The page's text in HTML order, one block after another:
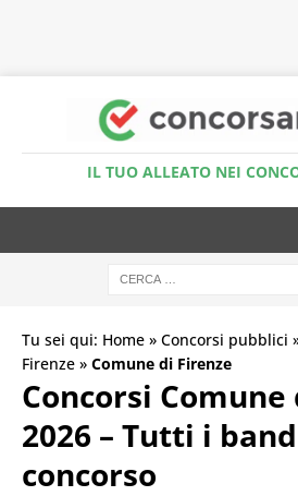
IL TUO ALLEATO NEI
Tu sei qui: Home » Concorsi pubblici
Firenze » Comune di Firenze
Concorsi
2026 – Tutti i
concorso